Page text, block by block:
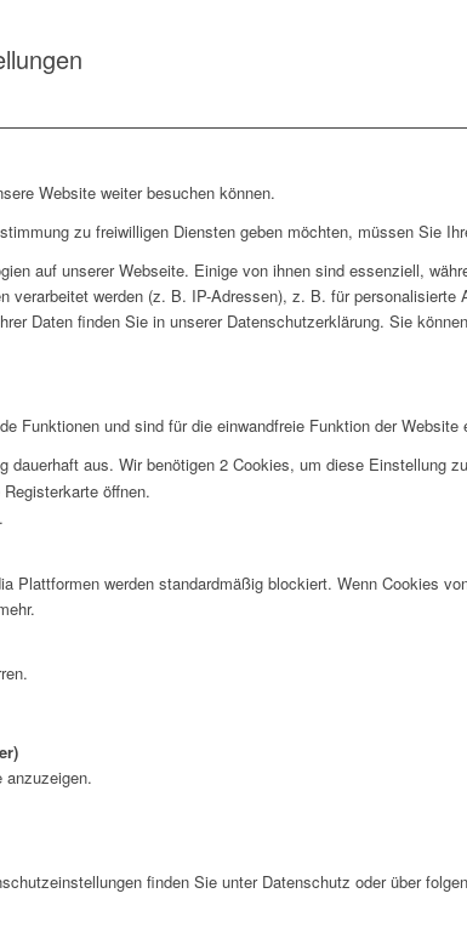
Website weiter besuchen können.
zu freiwilligen Diensten geben möchten, müssen Sie
auf unserer Webseite. Einige von ihnen sind essenziell,
verarbeitet werden (z. B. IP-Adressen), z. B. für
Daten finden Sie in unserer Datenschutzerklärung. Sie
Funktionen und sind für die einwandfreie Funktion der Website
dauerhaft aus. Wir benötigen 2 Cookies, um diese Einstellung
öffnen.
Plattformen werden standardmäßig blockiert. Wenn Cookies
anzuzeigen.
finden Sie unter Datenschutz oder über